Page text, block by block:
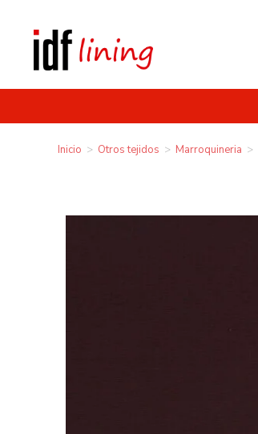
Inicio > Otros tejidos > Marroquineria >